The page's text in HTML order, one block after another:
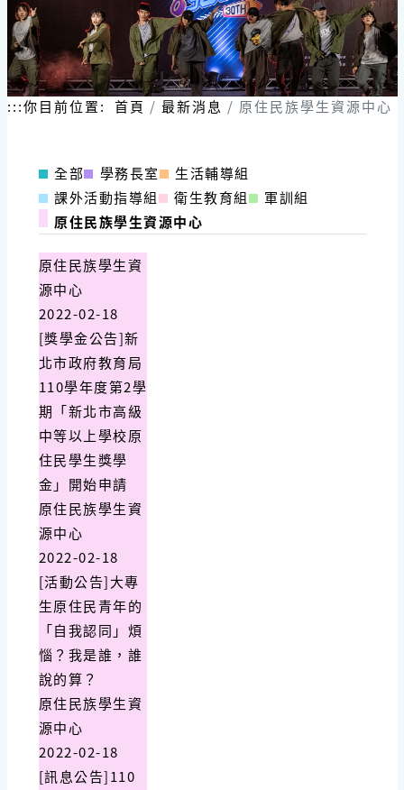
:::你目前位置: 首頁 最新消息 原住民族學生資源中心
全部 學務長室
生活輔導組
課外活動指導組
衛生教育組
軍訓組
原住民族學生資源中心
原住民族學生資
源中心
2022-02-18
[獎學金公告]新
北市政府教育局
110學年度第2學
期「新北市高級
中等以上學校原
住民學生獎學
金」開始申請
原住民族學生資
源中心
2022-02-18
[活動公告]大專
生原住民青年的
「自我認同」煩
惱？我是誰，誰
說的算？
原住民族學生資
源中心
2022-02-18
[訊息公告]110